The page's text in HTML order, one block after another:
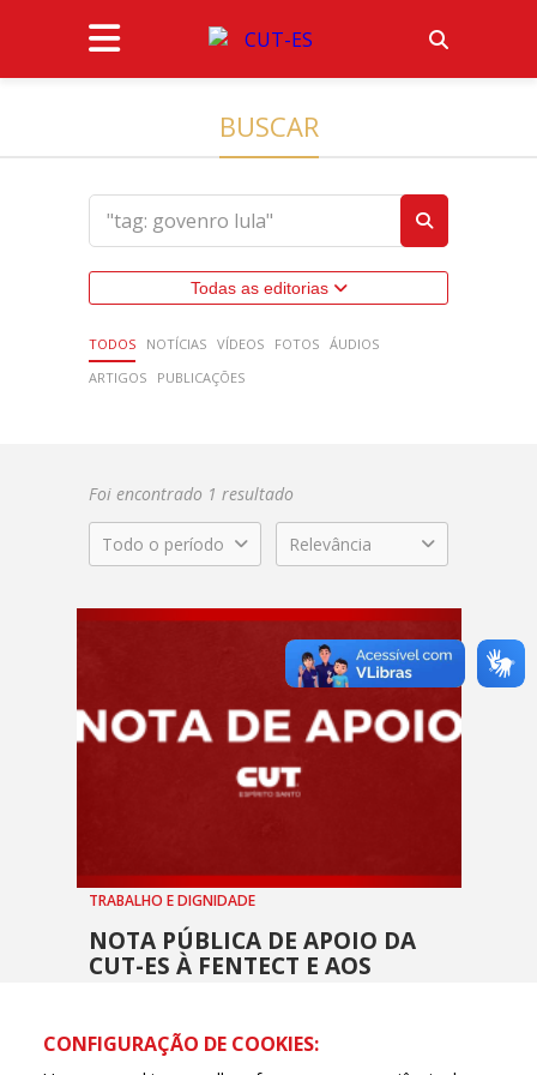
BUSCAR
Todas as editorias
TODOS NOTÍCIAS VÍDEOS FOTOS ÁUDIOS
ARTIGOS
PUBLICAÇÕES
Foi encontrado 1 resultado
Todo o período Relevância
TRABALHO E DIGNIDADE
NOTA PÚBLICA DE APOIO DA
CUT-ES À FENTECT E AOS
30 JANEIRO, 2026 - 17H15
CONFIGURAÇÃO DE COOKIES: